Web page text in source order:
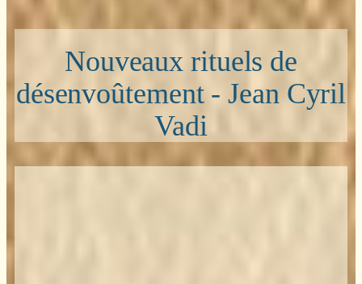
Nouveaux rituels de
désenvoûtement - Jean Cyril
Vadi